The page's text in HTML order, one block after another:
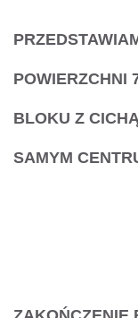
POWIERZCHNI
BLOKU Z
SAMYM